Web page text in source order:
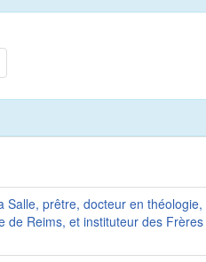
Salle, prêtre, docteur en théologie,
de Reims, et instituteur des Frères